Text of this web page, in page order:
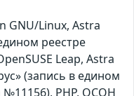
GNU/Linux, Astra
реестре
Leap, Astra
(запись в едином
№11156), PHP, ОСОН